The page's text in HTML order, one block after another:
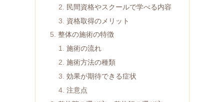
民間資格やスクールで学べる内容
資格取得のメリット
整体の施術の特徴
施術の流れ
施術方法の種類
効果が期待できる症状
注意点